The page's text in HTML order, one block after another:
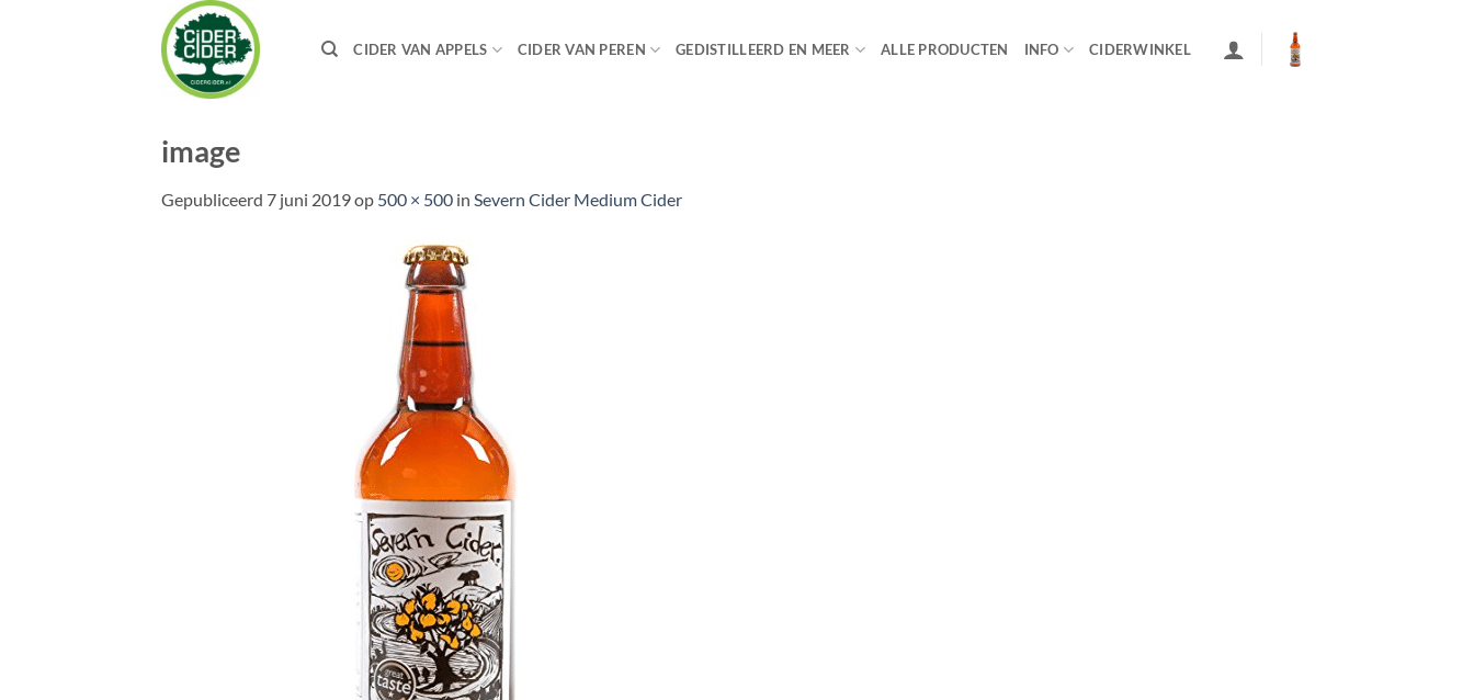
CIDER VAN APPELS CIDER VAN PEREN GEDISTILLEERD EN MEER ALLE PRODUCTEN INFO CIDERWINKEL
image
Gepubliceerd 7 juni 2019op 500 × 500 in Severn Cider Medium Cider